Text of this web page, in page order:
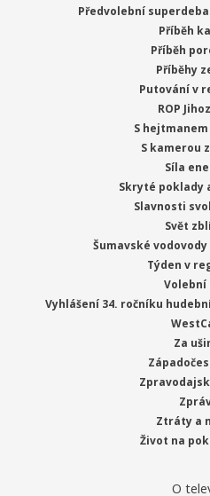
Předvolební
Příběh
Příběh
Příběhy
Putování v
ROP
S
S kamerou
Síla
Skryté
Slavnosti
Svět
Šumavské
Týden v
Volební
Vyhlášení 34. ročníku
Za
Ztráty a
Život na
O